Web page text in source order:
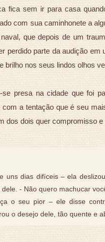
fica sem ir para casa
com sua caminhonete a
que depois de um
perdido parte da audição em
brilho nos seus lindos olhos
se presa na cidade que foi
com a tentação que é seu
dos dois quer compromisso
uns dias difíceis – ela
dele. - Não quero machucar
o seu pior – ele disse
o desejo dele, tão quente e